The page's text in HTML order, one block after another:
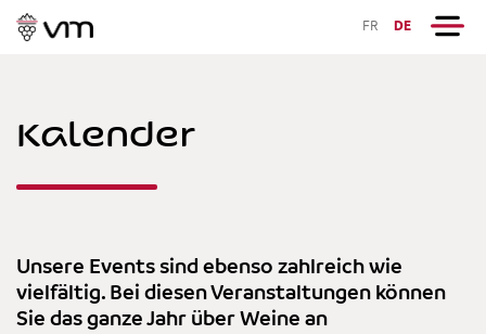
FR DE
Kalender
Unsere Events sind ebenso zahlreich wie
vielfältig. Bei diesen Veranstaltungen können
Sie das ganze Jahr über Weine an